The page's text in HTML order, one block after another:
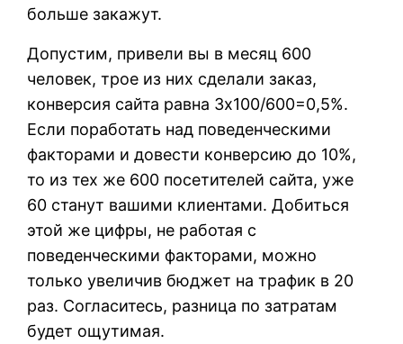
больше закажут.
Допустим, привели вы в месяц 600
человек, трое из них сделали заказ,
конверсия сайта равна 3х100/600=0,5%.
Если поработать над поведенческими
факторами и довести конверсию до 10%,
то из тех же 600 посетителей сайта, уже
60 станут вашими клиентами. Добиться
этой же цифры, не работая с
поведенческими факторами, можно
только увеличив бюджет на трафик в 20
раз. Согласитесь, разница по затратам
будет ощутимая.